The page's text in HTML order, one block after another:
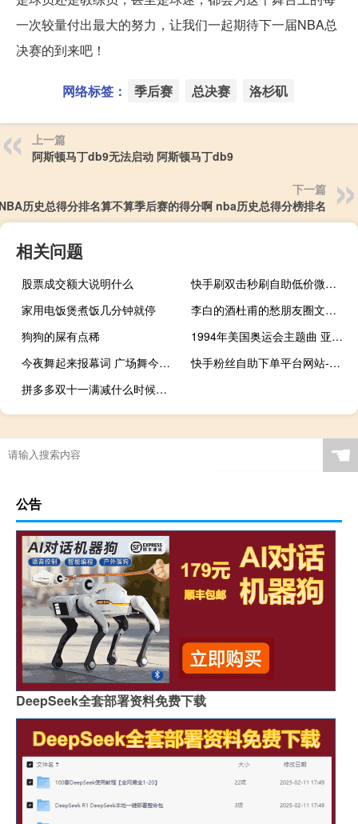
一次较量付出最大的努力，让我们一起期待下一届NBA总
决赛的到来吧！
网络标签： 季后赛 总决赛 洛杉矶
上一篇
阿斯顿马丁db9无法启动 阿斯顿马丁db9
下一篇
历史总得分排名算不算季后赛的得分啊 nba历史总得分榜排名
相关问题
股票成交额大说明什么
快手刷双击秒刷自助低价微信qq说说赞免费领取网站二十个
家用电饭煲煮饭几分钟就停
李白的酒杜甫的愁朋友圈文案 李白的酒杜甫的愁歌曲
狗狗的屎有点稀
1994年美国奥运会主题曲 亚特兰大奥运会主题曲
今夜舞起来报幕词 广场舞今夜舞起来分解动作
快手粉丝自助下单平台网站-云助手空间说说刷赞最新版
拼多多双十一满减什么时候开始 拼多多双十一成交额
☚
公告
DeepSeek全套部署资料免费下载